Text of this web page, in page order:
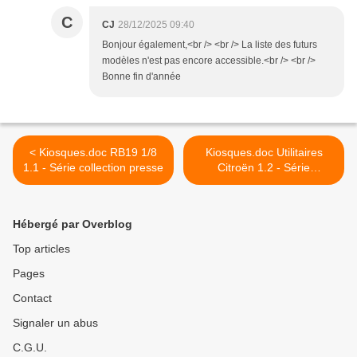
C CJ 28/12/2025 09:40
Bonjour également,<br /> <br /> La liste des futurs
modèles n'est pas encore accessible.<br /> <br />
Bonne fin d'année
< Kiosques.doc RB19 1/8
1.1 - Série collection presse
Kiosques.doc Utilitaires
Citroën 1.2 - Série
collection presse >
Hébergé par Overblog
Top articles
Pages
Contact
Signaler un abus
C.G.U.